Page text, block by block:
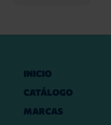
INICIO
CATÁLOGO
MARCAS